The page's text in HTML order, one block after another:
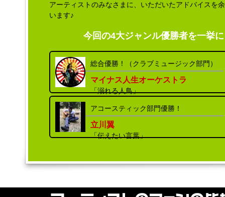
アーティストのみなさまに、いただいたアドバイスを
います♪
今回の4大ジャンル優勝者を一挙
総合優勝！（クラブミュージック部門）
マイナス人生オーケストラ
「溺れる人鳥」
アコースティック部門優勝！
立川翼
「伝えたい言葉」